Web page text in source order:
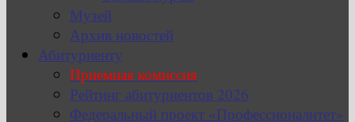
Музей
Архив новостей
Абитуриенту
Приемная комиссия
Рейтинг абитуриентов 2026
Федеральный проект «Профессионалитет»